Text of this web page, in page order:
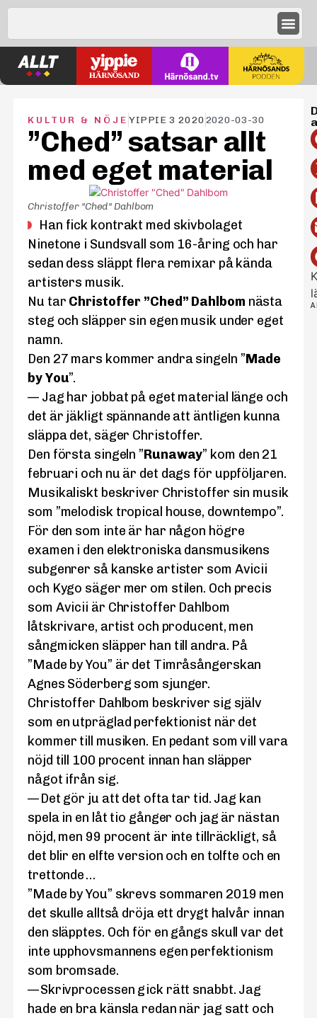
KULTUR & NÖJE YIPPIE 3 20202020-03-30
”Ched” satsar allt
med eget material
Christoffer "Ched" Dahlbom
Han fick kontrakt med skivbolaget
Ninetone i Sundsvall som 16-åring och har
sedan dess släppt flera remixar på kända
artisters musik.
Nu tar Christoffer ”Ched” Dahlbom nästa
steg och släpper sin egen musik under eget
namn.
Den 27 mars kommer andra singeln ”Made
by You”.
— Jag har jobbat på eget material länge och
det är jäkligt spännande att äntligen kunna
släppa det, säger Christoffer.
Den första singeln ”Runaway” kom den 21
februari och nu är det dags för uppföljaren.
Musikaliskt beskriver Christoffer sin musik
som ”melodisk tropical house, downtempo”.
För den som inte är har någon högre
examen i den elektroniska dansmusikens
subgenrer så kanske artister som Avicii
och Kygo säger mer om stilen. Och precis
som Avicii är Christoffer Dahlbom
låtskrivare, artist och producent, men
sångmicken släpper han till andra. På
”Made by You” är det Timråsångerskan
Agnes Söderberg som sjunger.
Christoffer Dahlbom beskriver sig själv
som en utpräglad perfektionist när det
kommer till musiken. En pedant som vill vara
nöjd till 100 procent innan han släpper
något ifrån sig.
— Det gör ju att det ofta tar tid. Jag kan
spela in en låt tio gånger och jag är nästan
nöjd, men 99 procent är inte tillräckligt, så
det blir en elfte version och en tolfte och en
trettonde …
”Made by You” skrevs sommaren 2019 men
det skulle alltså dröja ett drygt halvår innan
den släpptes. Och för en gångs skull var det
inte upphovsmannens egen perfektionism
som bromsade.
— Skrivprocessen gick rätt snabbt. Jag
hade en bra känsla redan när jag satt och